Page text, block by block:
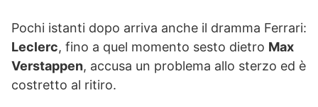
Pochi istanti dopo arriva anche il dramma Ferrari:
Leclerc, fino a quel momento sesto dietro Max
Verstappen, accusa un problema allo sterzo ed è
costretto al ritiro.